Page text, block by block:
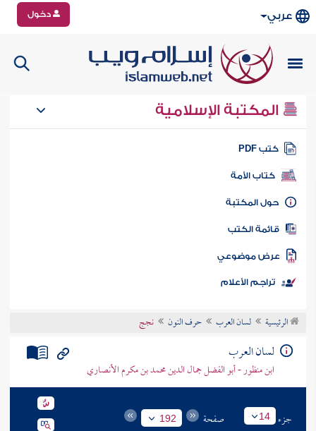
عربي دخول
المكتبة الإسلامية
كتب PDF
كتاب الأمة
المكتبة
الكتب
موضوعي
تراجم الأعلام
الرئيسية لسان العرب حرف النون نجج
لسان العرب
ابن منظور - أبو الفضل جمال الدين محمد بن مكرم الأنصاري
جزء 14 صفحة 192